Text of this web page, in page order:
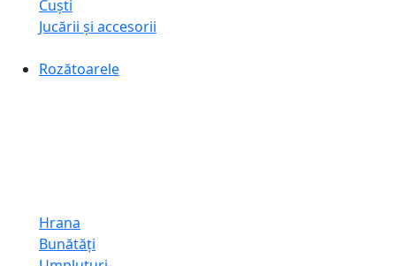
Cuști
Jucării și accesorii
Rozătoarele
Hrana
Bunătăți